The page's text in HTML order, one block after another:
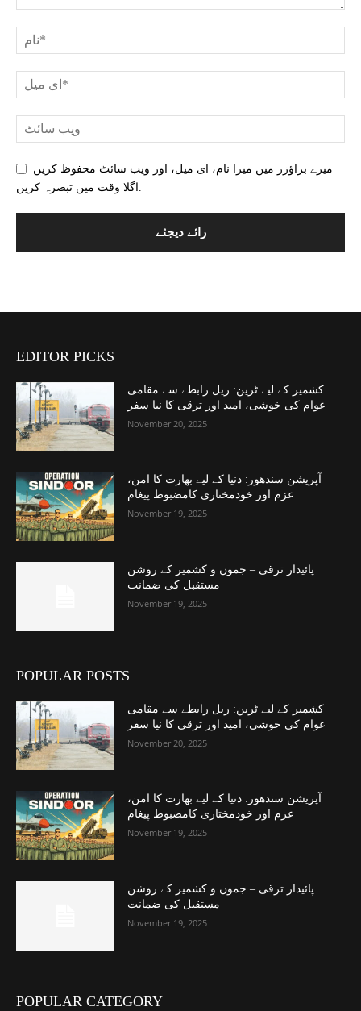
میرے براؤزر میں میرا نام، ای میل، اور ویب سائٹ محفوظ کریں
EDITOR PICKS
کشمیر کے لیے ٹرین: ریل رابطے سے مقامی
عوام کی خوشی، امید اور ترقی کا نیا سفر
November 20, 2025
آپریشن سندھور: دنیا کے لیے بھارت کا امن،
عزم اور خودمختاری کامضبوط پیغام
November 19, 2025
پائیدار ترقی – جموں و کشمیر کے روشن
مستقبل کی ضمانت
November 19, 2025
POPULAR POSTS
کشمیر کے لیے ٹرین: ریل رابطے سے مقامی
عوام کی خوشی، امید اور ترقی کا نیا سفر
November 20, 2025
آپریشن سندھور: دنیا کے لیے بھارت کا امن،
عزم اور خودمختاری کامضبوط پیغام
November 19, 2025
پائیدار ترقی – جموں و کشمیر کے روشن
مستقبل کی ضمانت
November 19, 2025
POPULAR CATEGORY